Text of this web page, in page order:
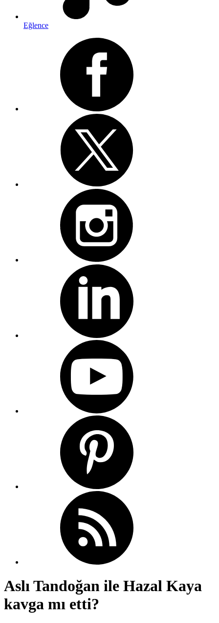
Eğlence
Aslı Tandoğan ile Hazal Kaya
kavga mı etti?